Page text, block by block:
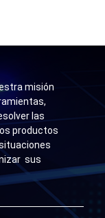
misión
las
productos
sus